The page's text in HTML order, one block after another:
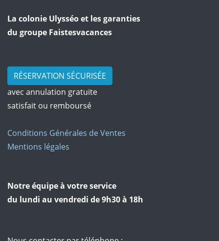
La colonie Ulysséo et les garanties
du groupe Faistesvacances
RÉSERVATION SÉCURISÉE
avec annulation gratuite
satisfait ou remboursé
Conditions Générales de Ventes
Mentions légales
Notre équipe à votre service
du lundi au vendredi de 9h30 à 18h